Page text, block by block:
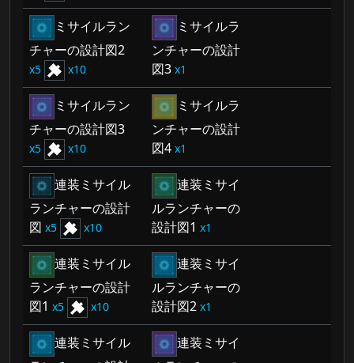
ミサイルラン
チャーの設計図2
5 10
ミサイルラ
ンチャーの設計
図3
1
ミサイルラン
チャーの設計図3
5 10
ミサイルラ
ンチャーの設計
図4
1
連装ミサイル
ランチャーの設計
図
5 10
連装ミサイ
ルランチャーの
設計図1
1
連装ミサイル
ランチャーの設計
図1
5 10
連装ミサイ
ルランチャーの
設計図2
1
連装ミサイル
連装ミサイ